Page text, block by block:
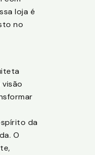
loja é
no
visão
da
O